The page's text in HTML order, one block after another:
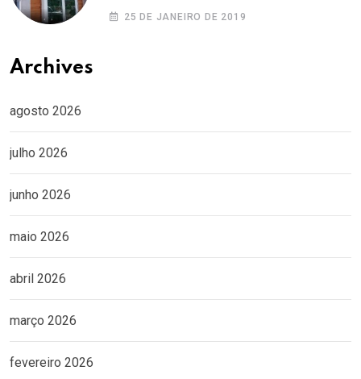
25 DE JANEIRO DE 2019
Archives
agosto 2026
julho 2026
junho 2026
maio 2026
abril 2026
março 2026
fevereiro 2026